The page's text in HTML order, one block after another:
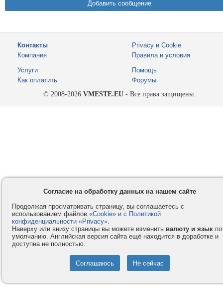
Контакты
Компания
Privacy и Cookie
Правила и условия
Услуги
Как оплатить
Помощь
Форумы
© 2008-2026 VMESTE.EU - Все права защищены.
Согласие на обработку данных на нашем сайте
Продолжая просматривать страницу, вы соглашаетесь с
использованием файлов «Cookie» и с Политикой
конфиденциальности «Privacy».
Наверху или внизу страницы вы можете изменить валюту и язык по
умолчанию. Английская версия сайта ещё находится в доработке и
доступна не полностью.